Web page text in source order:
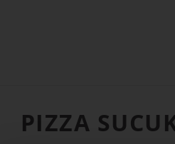
PIZZA